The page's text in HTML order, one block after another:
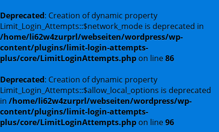
Deprecated: Creation of dynamic property
Limit_Login_Attempts::$network_mode is deprecated in
/home/li62w4zurprl/webseiten/wordpress/wp-
content/plugins/limit-login-attempts-
plus/core/LimitLoginAttempts.php on line86
Deprecated: Creation of dynamic property
Limit_Login_Attempts::$allow_local_options is deprecated
in /home/li62w4zurprl/webseiten/wordpress/wp-
content/plugins/limit-login-attempts-
plus/core/LimitLoginAttempts.php on line96